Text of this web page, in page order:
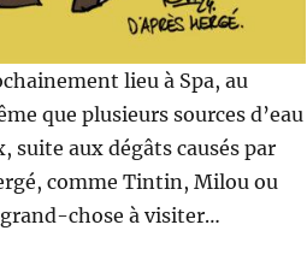
lieu à Spa, au
que plusieurs sources d’eau
suite aux dégâts causés par
comme Tintin, Milou ou
chose à visiter…